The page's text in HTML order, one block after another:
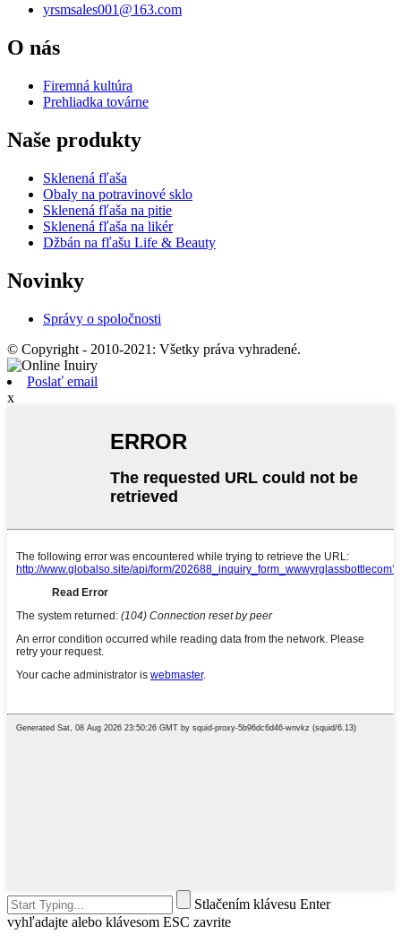
yrsmsales001@163.com
O nás
Firemná kultúra
Prehliadka továrne
Naše produkty
Sklenená fľaša
Obaly na potravinové sklo
Sklenená fľaša na pitie
Sklenená fľaša na likér
Džbán na fľašu Life & Beauty
Novinky
Správy o spoločnosti
© Copyright - 2010-2021: Všetky práva vyhradené.
Poslať email
x
Stlačením klávesu Enter
vyhľadajte alebo klávesom ESC zavrite